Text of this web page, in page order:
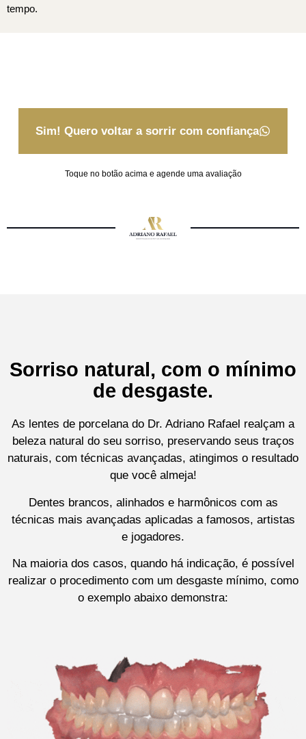
tempo.
Sim! Quero voltar a sorrir com confiança
Toque no botão acima e agende uma avaliação
Sorriso natural, com o mínimo
de desgaste.
As lentes de porcelana do Dr. Adriano Rafael realçam a
beleza natural do seu sorriso, preservando seus traços
naturais, com técnicas avançadas, atingimos o resultado
que você almeja!
Dentes brancos, alinhados e harmônicos com as
técnicas mais avançadas aplicadas a famosos, artistas
e jogadores.
Na maioria dos casos, quando há indicação, é possível
realizar o procedimento com um desgaste mínimo, como
o exemplo abaixo demonstra: